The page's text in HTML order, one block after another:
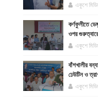
একুশে
কর্ণফুলীতে
ওপর
একুশে
বাঁশখালীর
ঢেউটিন ও
একুশে